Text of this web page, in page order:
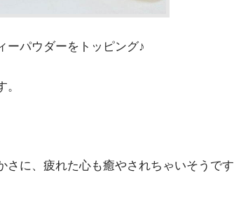
ーパウダーをトッピング♪
さに、疲れた心も癒やされちゃいそうです